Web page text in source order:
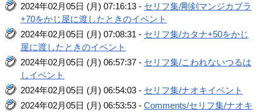
2024年02月05日 (月) 07:16:13 - セリフ集/剛剣マンジカブラ
+70をかじ屋に渡したときのイベント
2024年02月05日 (月) 07:08:31 - セリフ集/カタナ+50をかじ
屋に渡したときのイベント
2024年02月05日 (月) 06:57:37 - セリフ集/こわれないつるは
しイベント
2024年02月05日 (月) 06:54:03 - セリフ集/ナオキイベント
2024年02月05日 (月) 06:53:53 -Comments/セリフ集/ナオキ